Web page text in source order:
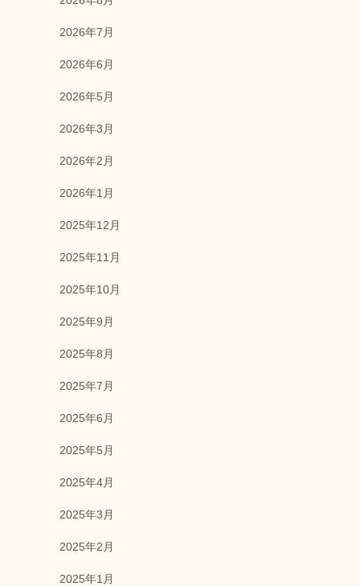
2026年7月
2026年6月
2026年5月
2026年3月
2026年2月
2026年1月
2025年12月
2025年11月
2025年10月
2025年9月
2025年8月
2025年7月
2025年6月
2025年5月
2025年4月
2025年3月
2025年2月
2025年1月